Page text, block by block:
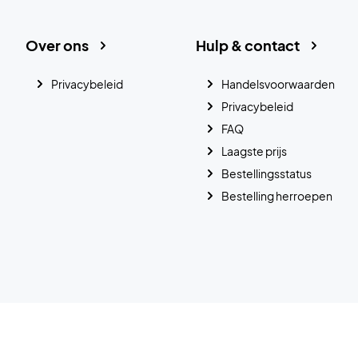
Hulp & contact
Handelsvoorwaarden
Privacybeleid
FAQ
Laagste prijs
Bestellingsstatus
Bestelling herroepen
Over ons
Privacybeleid